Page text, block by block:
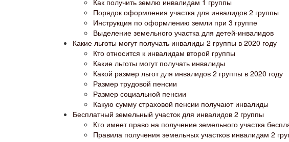
Порядок оформления участка для инвалидов 2 группы
Инструкция по оформлению земли при 3 группе
Выделение земельного участка для детей-инвалидов
Какие льготы могут получать инвалиды 2 группы в 2020 году
Кто относится к инвалидам второй группы
Какие льготы могут получать инвалиды
Какой размер льгот для инвалидов 2 группы в 2020 году
Размер трудовой пенсии
Размер социальной пенсии
Какую сумму страховой пенсии получают инвалиды
Бесплатный земельный участок для инвалидов 2 группы
Кто имеет право на получение земельного участка
Правила получения земельных участков инвалидам 2